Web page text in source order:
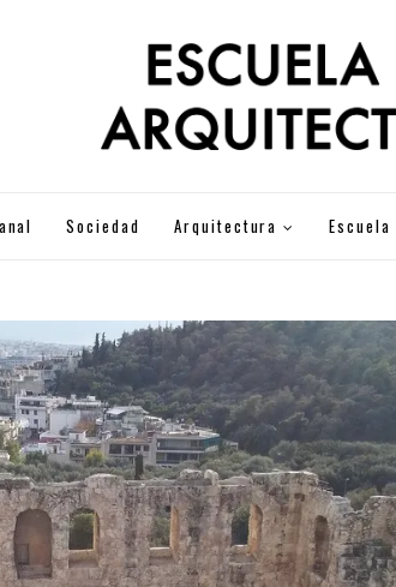
Sociedad Arquitectura Escuela